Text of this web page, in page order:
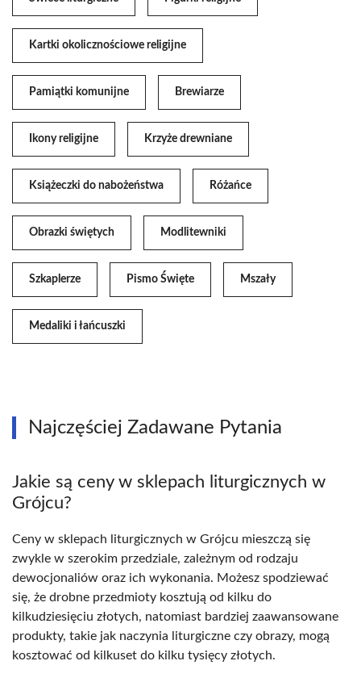
Kartki okolicznościowe religijne
Pamiątki komunijne Brewiarze
Ikony religijne Krzyże drewniane
Książeczki do nabożeństwa Różańce
Obrazki świętych Modlitewniki
Szkaplerze Pismo Święte Mszały
Medaliki i łańcuszki
Najczęściej Zadawane Pytania
Jakie są ceny w sklepach liturgicznych w
Grójcu?
Ceny w sklepach liturgicznych w Grójcu mieszczą się
zwykle w szerokim przedziale, zależnym od rodzaju
dewocjonaliów oraz ich wykonania. Możesz spodziewać
się, że drobne przedmioty kosztują od kilku do
kilkudziesięciu złotych, natomiast bardziej zaawansowane
produkty, takie jak naczynia liturgiczne czy obrazy, mogą
kosztować od kilkuset do kilku tysięcy złotych.